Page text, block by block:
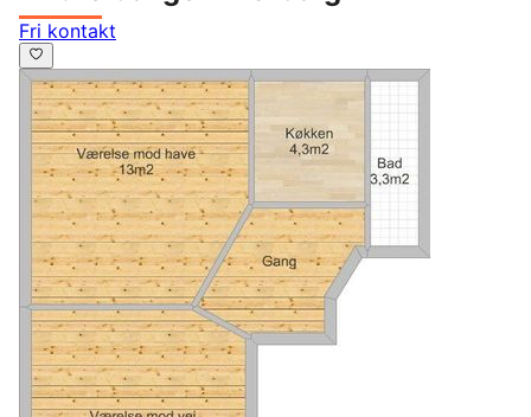
Fri kontakt